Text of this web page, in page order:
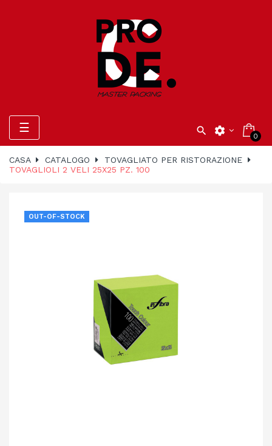
navigazione
Toggle
☰  settings 0
CASA CATALOGO
TOVAGLIATO PER RISTORAZIONE
TOVAGLIOLI 2 VELI 25X25 PZ. 100
OUT-OF-STOCK